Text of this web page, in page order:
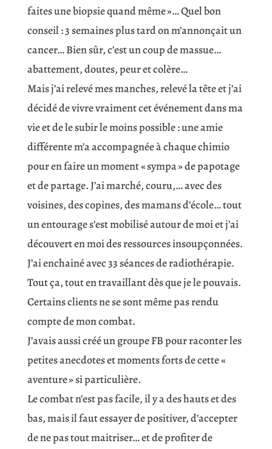
faites une biopsie quand même »… Quel bon
conseil : 3 semaines plus tard on m’annonçait un
cancer… Bien sûr, c’est un coup de massue…
abattement, doutes, peur et colère…
Mais j’ai relevé mes manches, relevé la tête et j’ai
décidé de vivre vraiment cet événement dans ma
vie et de le subir le moins possible : une amie
différente m’a accompagnée à chaque chimio
pour en faire un moment « sympa » de papotage
et de partage. J’ai marché, couru,… avec des
voisines, des copines, des mamans d’école… tout
un entourage s’est mobilisé autour de moi et j’ai
découvert en moi des ressources insoupçonnées.
J’ai enchainé avec 33 séances de radiothérapie.
Tout ça, tout en travaillant dès que je le pouvais.
Certains clients ne se sont même pas rendu
compte de mon combat.
J’avais aussi créé un groupe FB pour raconter les
petites anecdotes et moments forts de cette «
aventure » si particulière.
Le combat n’est pas facile, il y a des hauts et des
bas, mais il faut essayer de positiver, d’accepter
de ne pas tout maitriser… et de profiter de